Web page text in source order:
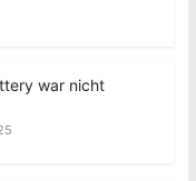
war nicht